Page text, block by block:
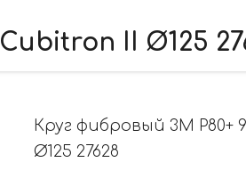
II Ø125
Круг фибровый 3M P80+
Ø125 27628